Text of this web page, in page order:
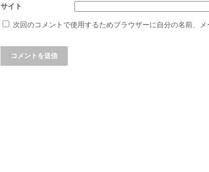
サイト
次回のコメントで使用するためブラウザーに自分の名前、メ